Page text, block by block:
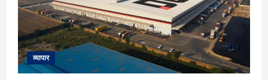
व्यापार